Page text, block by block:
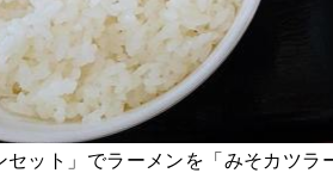
セット」でラーメンを「みそカツラ